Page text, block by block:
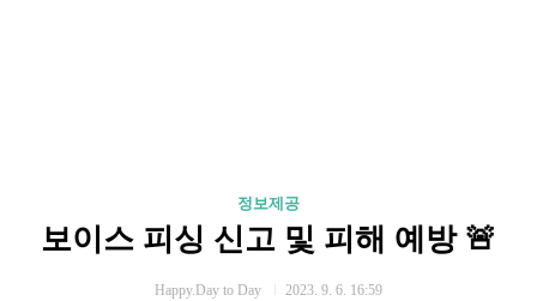
정보제공
보이스 피싱 신고 및 피해 예방 🚨
Happy.Day to Day 2023. 9. 6. 16:59